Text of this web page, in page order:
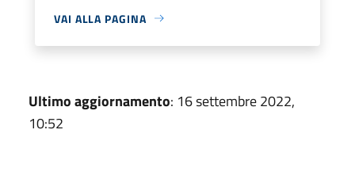
VAI ALLA PAGINA
Ultimo aggiornamento: 16 settembre 2022,
10:52